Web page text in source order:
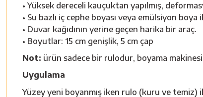
• Yüksek dereceli kauçuktan yapılmış,
• Su bazlı iç cephe boyası veya emülsiyon boya
• Duvar kağıdının yerine geçen harika bir araç.
• Boyutlar: 15 cm genişlik, 5 cm çap
Not: ürün sadece bir rulodur, boyama
Uygulama
Yüzey yeni boyanmış iken rulo (kuru ve temiz)